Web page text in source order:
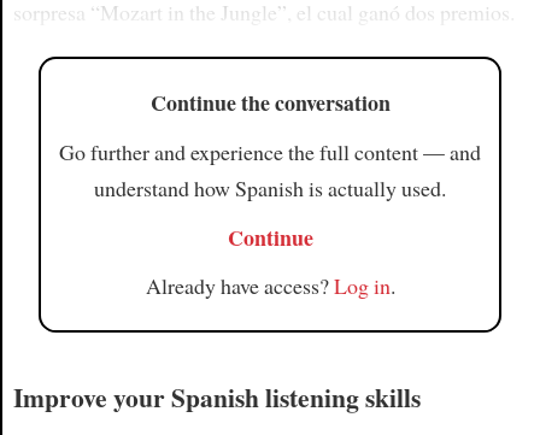
sorpresa “Mozart in the Jungle”, el cual ganó dos premios.
Continue the conversation
Go further and experience the full content — and
understand how Spanish is actually used.
Continue
Already have access?Log in.
Improve your Spanish listening skills